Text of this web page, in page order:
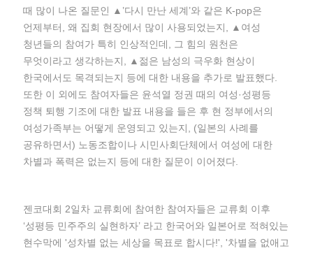
때 많이 나온 질문인 ▲’다시 만난 세계’와 같은 K-pop은
언제부터, 왜 집회 현장에서 많이 사용되었는지, ▲여성
청년들의 참여가 특히 인상적인데, 그 힘의 원천은
무엇이라고 생각하는지, ▲젊은 남성의 극우화 현상이
한국에서도 목격되는지 등에 대한 내용을 추가로 발표했다.
또한 이 외에도 참여자들은 윤석열 정권 때의 여성·성평등
정책 퇴행 기조에 대한 발표 내용을 들은 후 현 정부에서의
여성가족부는 어떻게 운영되고 있는지, (일본의 사례를
공유하면서) 노동조합이나 시민사회단체에서 여성에 대한
차별과 폭력은 없는지 등에 대한 질문이 이어졌다.
젠코대회 2일차 교류회에 참여한 참여자들은 교류회 이후
‘성평등 민주주의 실현하자’ 라고 한국어와 일본어로 적혀있는
현수막에 '성차별 없는 세상을 목표로 합시다!', '차별을 없애고